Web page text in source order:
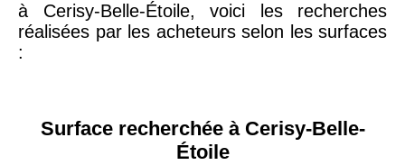
à Cerisy-Belle-Étoile, voici les recherches
réalisées par les acheteurs selon les surfaces
:
Surface recherchée à Cerisy-Belle-
Étoile